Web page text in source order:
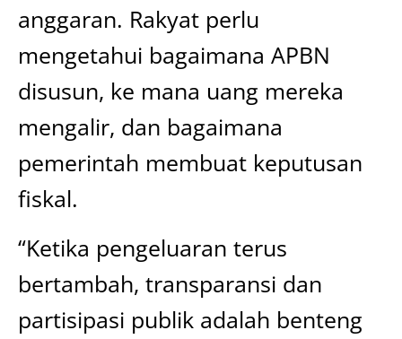
anggaran. Rakyat perlu
mengetahui bagaimana APBN
disusun, ke mana uang mereka
mengalir, dan bagaimana
pemerintah membuat keputusan
fiskal.
“Ketika pengeluaran terus
bertambah, transparansi dan
partisipasi publik adalah benteng